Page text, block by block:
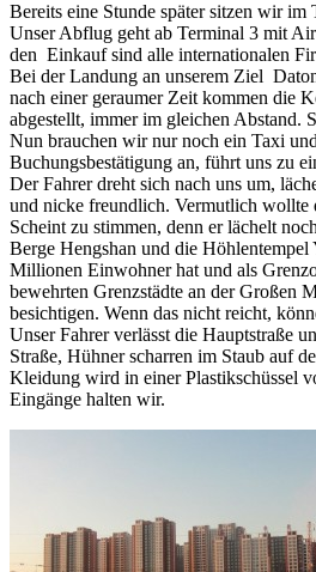
Bereits eine Stunde später sitzen wir
Unser Abflug geht ab Terminal 3 mit
den Einkauf sind alle internationalen
Bei der Landung an unserem Ziel
nach einer geraumer Zeit kommen die
abgestellt, immer im gleichen Abstand.
Nun brauchen wir nur noch ein Taxi
Buchungsbestätigung an, führt uns zu
Der Fahrer dreht sich nach uns um,
und nicke freundlich. Vermutlich wollte
Scheint zu stimmen, denn er lächelt
Berge Hengshan und die
Millionen Einwohner hat und als
bewehrten Grenzstädte an der Großen
besichtigen. Wenn das nicht reicht,
Unser Fahrer verlässt die Hauptstraße
Straße, Hühner scharren im Staub auf
Kleidung wird in einer Plastikschüssel
Eingänge halten wir.